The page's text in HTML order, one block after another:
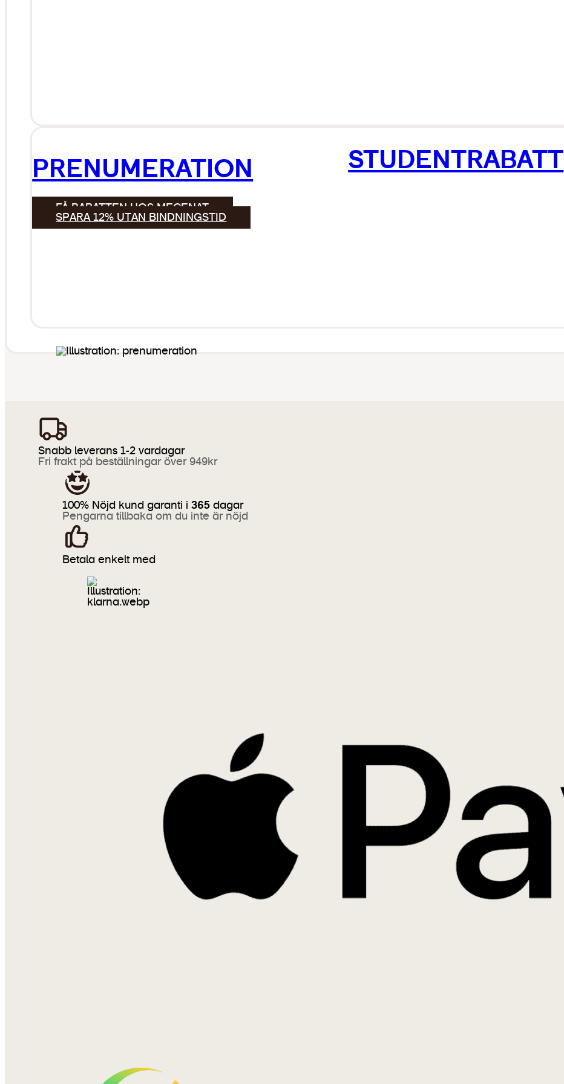
STUDENTRABATT
FÅ RABATTEN HOS MECENAT
PRENUMERATION
SPARA 12% UTAN BINDNINGSTID
Snabb leverans 1-2 vardagar
Fri frakt på beställningar över 949kr
100% Nöjd kund garanti i 365 dagar
Pengarna tillbaka om du inte är nöjd
Betala enkelt med